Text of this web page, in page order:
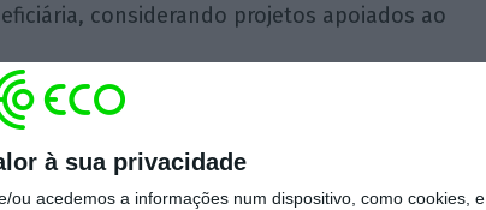
à sua privacidade
ou acedemos a informações num dispositivo, como cookies, e
considerando projetos apoiados ao
formulários relativos à execução e aos